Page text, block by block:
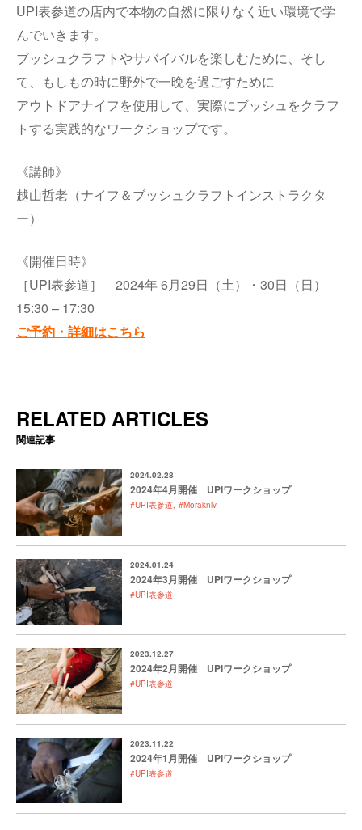
UPI表参道の店内で本物の自然に限りなく近い環境で学
んでいきます。
ブッシュクラフトやサバイバルを楽しむために、そし
て、もしもの時に野外で一晩を過ごすために
アウトドアナイフを使用して、実際にブッシュをクラフ
トする実践的なワークショップです。
《講師》
越山哲老（ナイフ＆ブッシュクラフトインストラクタ
ー）
《開催日時》
［UPI表参道］ 2024年 6月29日（土）・30日（日）
15:30 – 17:30
ご予約・詳細はこちら
RELATED ARTICLES
関連記事
2024.02.28
2024年4月開催 UPIワークショップ
#UPI表参道 #Morakniv
2024.01.24
2024年3月開催 UPIワークショップ
#UPI表参道
2023.12.27
2024年2月開催 UPIワークショップ
#UPI表参道
2023.11.22
2024年1月開催 UPIワークショップ
#UPI表参道